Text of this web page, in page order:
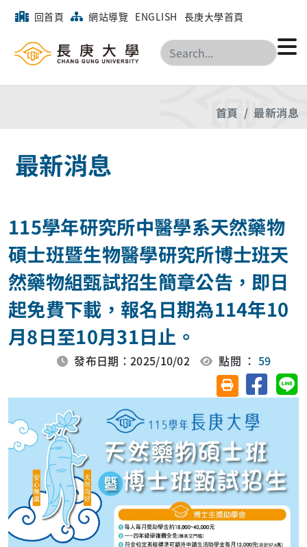
回首頁 網站導覽 ENGLISH 長庚大學首頁
搜尋
首頁 最新消息
最新消息
115學年研究所中醫學系天然藥物
碩士班暨生物醫學研究所博士班天
然藥物組甄試招生簡章公告，即日
起免費下載，報名日期為114年10
月8日至10月31日止。
發布日期：2025/10/02 點閱 ：59
友善列印(另開視
分享至